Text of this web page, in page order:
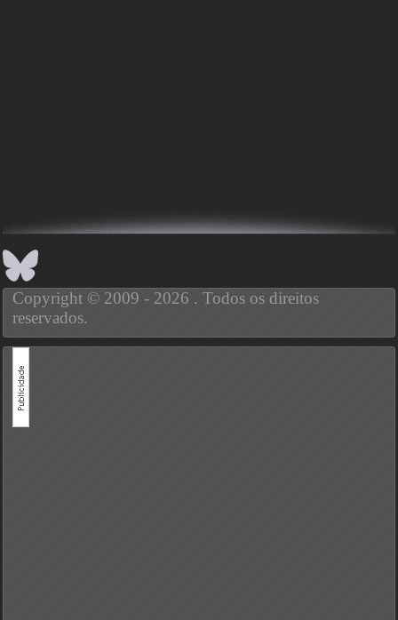
Copyright © 2009 - 2026 . Todos os direitos
reservados.